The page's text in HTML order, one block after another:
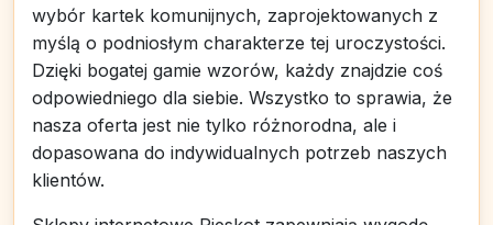
wybór kartek komunijnych, zaprojektowanych z
myślą o podniosłym charakterze tej uroczystości.
Dzięki bogatej gamie wzorów, każdy znajdzie coś
odpowiedniego dla siebie. Wszystko to sprawia, że
nasza oferta jest nie tylko różnorodna, ale i
dopasowana do indywidualnych potrzeb naszych
klientów.